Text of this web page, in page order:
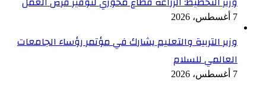
7 أغسطس، 2026
وزير التربية والتعليم يشارك في مؤتمر رؤساء الجامعات
العالمي للسلام
7 أغسطس، 2026